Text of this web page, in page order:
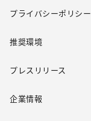
プライバシーポリシー
推奨環境
プレスリリース
企業情報